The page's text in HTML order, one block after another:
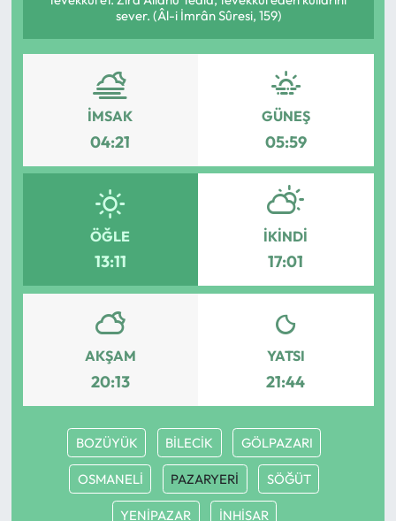
sever. (Âl-i İmrân Sûresi, 159)
İMSAK
04:21
GÜNEŞ
05:59
ÖĞLE
13:11
İKINDI
17:01
AKŞAM
20:13
YATSI
21:44
BOZÜYÜK BİLECİK GÖLPAZARI
OSMANELİ PAZARYERİ SÖĞÜT
YENİPAZAR İNHİSAR
Ekonomi
Güncel
İskilip Haberleri
Kargı Haberleri
Kimdir?
Laçin Haberleri
Magazin
Mecitözü Haberleri
Oğuzlar Haberleri